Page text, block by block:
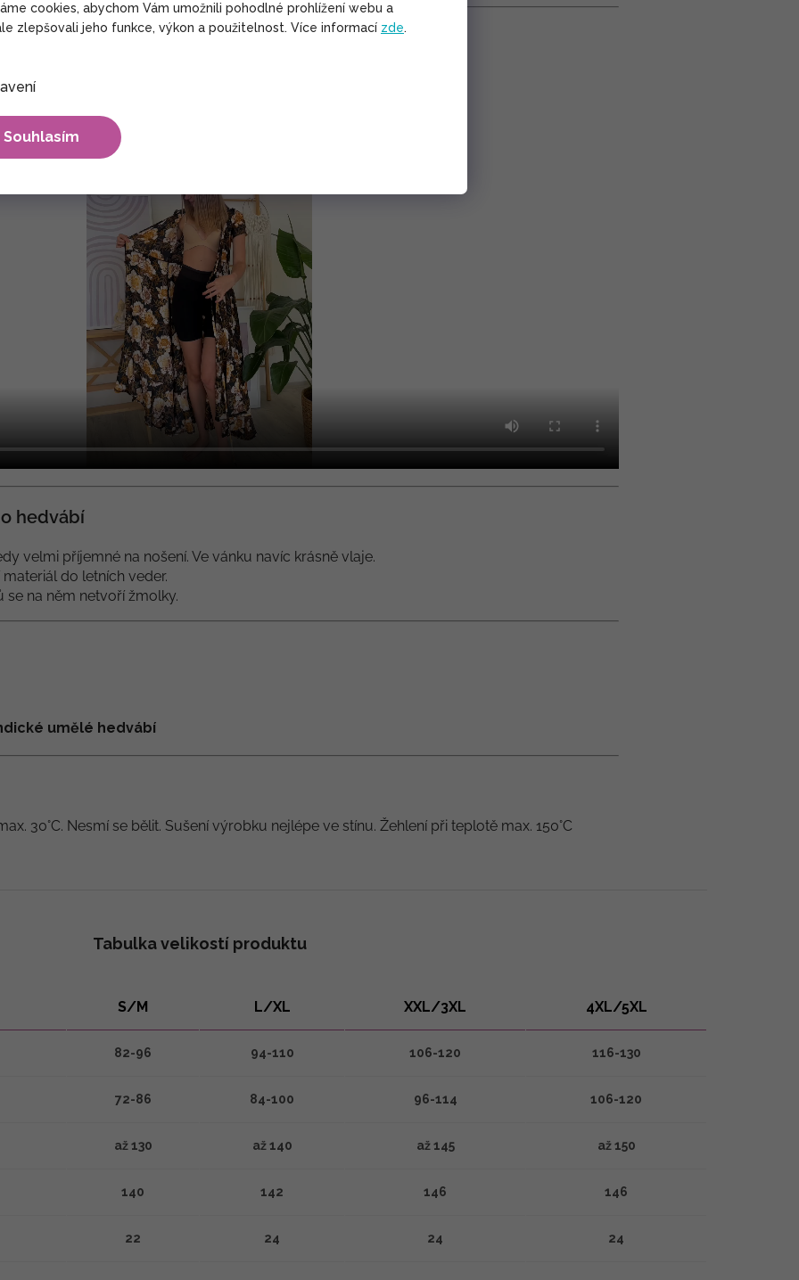
cookies, abychom Vám umožnili pohodlné prohlížení webu a
zlepšovali jeho funkce, výkon a použitelnost. Více informací zde.
Souhlasím
zavinovací šaty zavázat:
hedvábí
velmi příjemné na nošení. Ve vánku navíc krásně vlaje.
do letních veder.
na něm netvoří žmolky.
umělé hedvábí
30°C. Nesmí se bělit. Sušení výrobku nejlépe ve stínu. Žehlení při teplotě max. 150°C
Tabulka velikostí produktu
S/M L/XL XXL/3XL 4XL/5XL
82-96 94-110 106-120 116-130
72-86 84-100 96-114 106-120
až 130 až 140 až 145 až 150
140 142 146 146
22 24 24 24